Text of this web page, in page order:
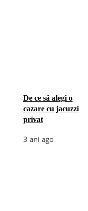
De ce să alegi o
cazare cu jacuzzi
privat
3 ani ago